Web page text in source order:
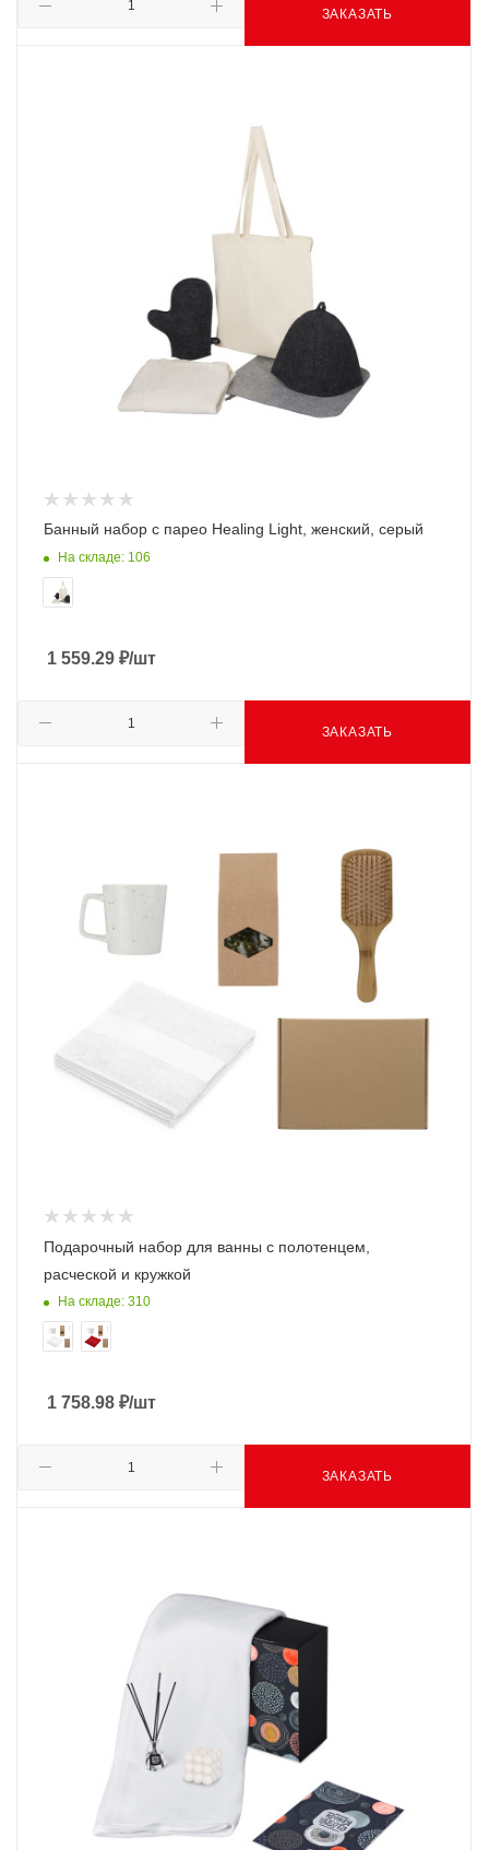
ЗАКАЗАТЬ
Банный набор с парео Healing Light, женский, серый
На складе: 106
1 559.29 ₽/шт
ЗАКАЗАТЬ
Подарочный набор для ванны с полотенцем,
расческой и кружкой
На складе: 310
1 758.98 ₽/шт
ЗАКАЗАТЬ